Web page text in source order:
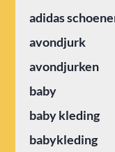
adidas
avondjurk
avondjurken
baby
baby kleding
babykleding